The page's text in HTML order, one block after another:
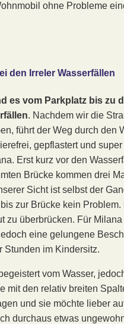
ohne Probleme
den Irreler Wasserfällen
es vom Parkplatz bis zu
. Nachdem wir die
führt der Weg durch den
gepflastert und super
Erst kurz vor den
Brücke kommen drei
Sicht ist selbst der
zur Brücke kein Problem.
zu überbrücken. Für
eine gelungene
Stunden im Kindersitz.
vom Wasser,
mit den relativ breiten
und sie möchte lieber
durchaus etwas